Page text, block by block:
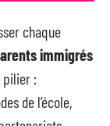
chaque
immigrés
pilier :
de l’école,